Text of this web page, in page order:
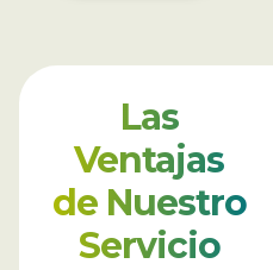
Las
Ventajas
de Nuestro
Servicio